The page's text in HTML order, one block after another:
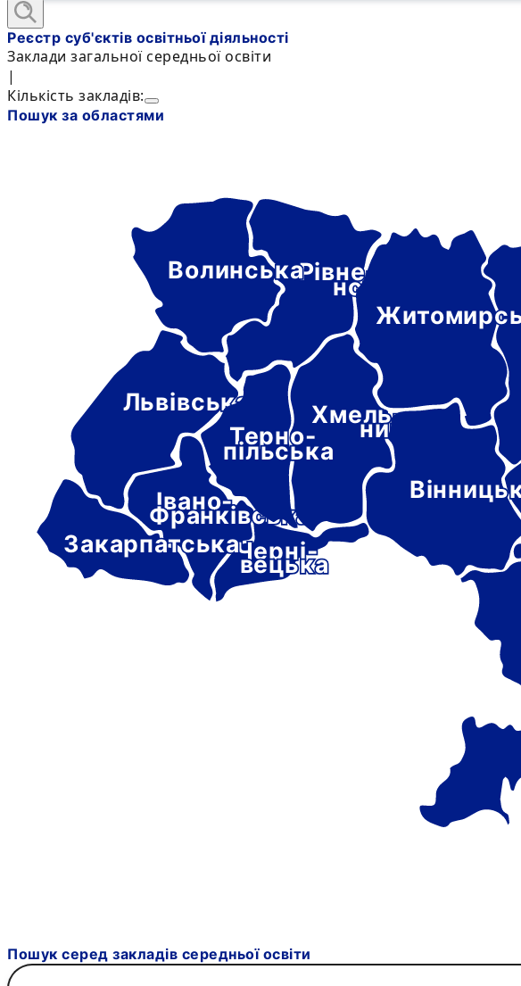
Реєстр суб'єктів освітньої діяльності
Заклади загальної середньої освіти
|
Кількість закладів:
Пошук за областями
Черні-
вецька
Івано-
Франківська
Хмель-
ницька
Львівська
Рівне-
нська
Терно-
пільська
Волинська
Закарпатська
Пошук серед закладів середньої освіти